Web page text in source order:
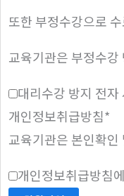
또한 부정수강으로
교육기관은 부정수
대리수강 방지 전
개인정보취급방침*
교육기관은 본인확
개인정보취급방침